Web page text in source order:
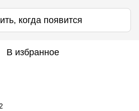
когда появится
В избранное